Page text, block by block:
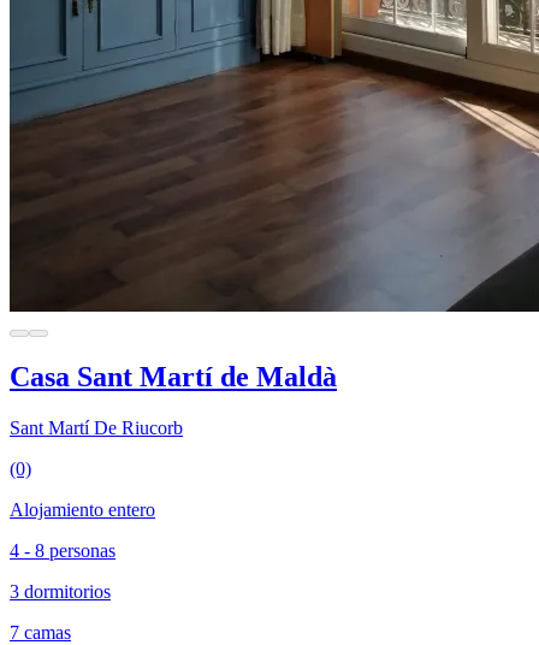
Casa Sant Martí de Maldà
Sant Martí De Riucorb
(0)
Alojamiento entero
4 - 8 personas
3 dormitorios
7 camas